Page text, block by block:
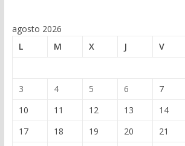
agosto 2026
L
M X J V
3
4 5 6 7
10
11 12 13 14
17
18 19 20 21